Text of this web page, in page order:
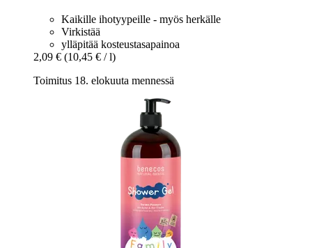
Kaikille ihotyypeille - myös herkälle
Virkistää
ylläpitää kosteustasapainoa
2,09 € (10,45 € / l)
Toimitus 18. elokuuta mennessä